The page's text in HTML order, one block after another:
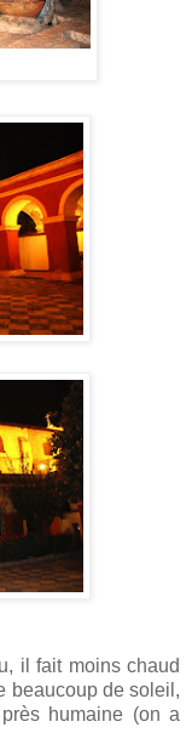
il fait moins chaud
beaucoup de soleil,
humaine (on a